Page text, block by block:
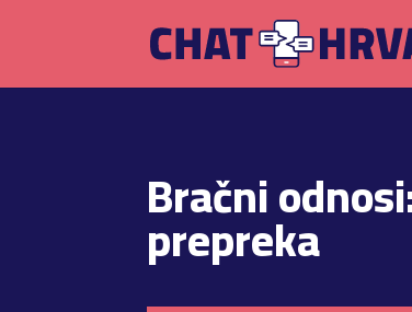
Bračni
prepreka